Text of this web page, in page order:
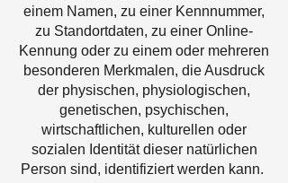
einem Namen, zu einer Kennnummer,
zu Standortdaten, zu einer Online-
Kennung oder zu einem oder mehreren
besonderen Merkmalen, die Ausdruck
der physischen, physiologischen,
genetischen, psychischen,
wirtschaftlichen, kulturellen oder
sozialen Identität dieser natürlichen
Person sind, identifiziert werden kann.